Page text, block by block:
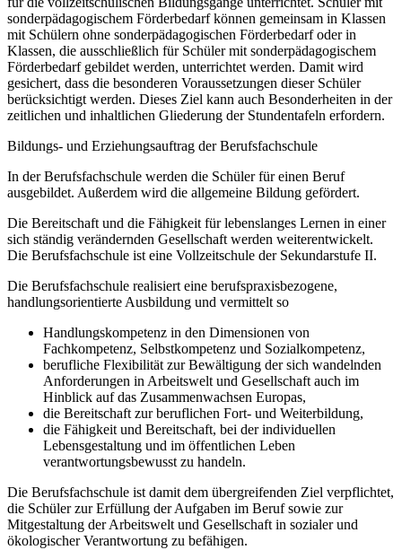
sonderpädagogischem Förderbedarf können gemeinsam in Klassen
mit Schülern ohne sonderpädagogischen Förderbedarf oder in
Klassen, die ausschließlich für Schüler mit sonderpädagogischem
Förderbedarf gebildet werden, unterrichtet werden. Damit wird
gesichert, dass die besonderen Voraussetzungen dieser Schüler
berücksichtigt werden. Dieses Ziel kann auch Besonderheiten in der
zeitlichen und inhaltlichen Gliederung der Stundentafeln erfordern.
Bildungs- und Erziehungsauftrag der Berufsfachschule
In der Berufsfachschule werden die Schüler für einen Beruf
ausgebildet. Außerdem wird die allgemeine Bildung gefördert.
Die Bereitschaft und die Fähigkeit für lebenslanges Lernen in einer
sich ständig verändernden Gesellschaft werden weiterentwickelt.
Die Berufsfachschule ist eine Vollzeitschule der Sekundarstufe II.
Die Berufsfachschule realisiert eine berufspraxisbezogene,
handlungsorientierte Ausbildung und vermittelt so
Handlungskompetenz in den Dimensionen von
Fachkompetenz, Selbstkompetenz und Sozialkompetenz,
berufliche Flexibilität zur Bewältigung der sich wandelnden
Anforderungen in Arbeitswelt und Gesellschaft auch im
Hinblick auf das Zusammenwachsen Europas,
die Bereitschaft zur beruflichen Fort- und Weiterbildung,
die Fähigkeit und Bereitschaft, bei der individuellen
Lebensgestaltung und im öffentlichen Leben
verantwortungsbewusst zu handeln.
Die Berufsfachschule ist damit dem übergreifenden Ziel verpflichtet,
die Schüler zur Erfüllung der Aufgaben im Beruf sowie zur
Mitgestaltung der Arbeitswelt und Gesellschaft in sozialer und
ökologischer Verantwortung zu befähigen.